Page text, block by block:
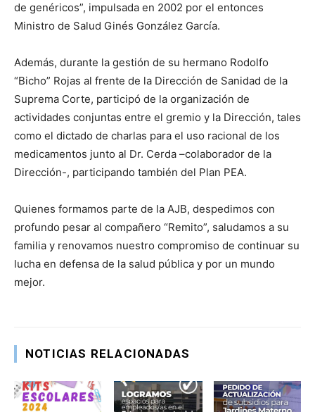
de genéricos”, impulsada en 2002 por el entonces
Ministro de Salud Ginés González García.
Además, durante la gestión de su hermano Rodolfo
“Bicho” Rojas al frente de la Dirección de Sanidad de la
Suprema Corte, participó de la organización de
actividades conjuntas entre el gremio y la Dirección, tales
como el dictado de charlas para el uso racional de los
medicamentos junto al Dr. Cerda –colaborador de la
Dirección-, participando también del Plan PEA.
Quienes formamos parte de la AJB, despedimos con
profundo pesar al compañero “Remito”, saludamos a su
familia y renovamos nuestro compromiso de continuar su
lucha en defensa de la salud pública y por un mundo
mejor.
NOTICIAS RELACIONADAS